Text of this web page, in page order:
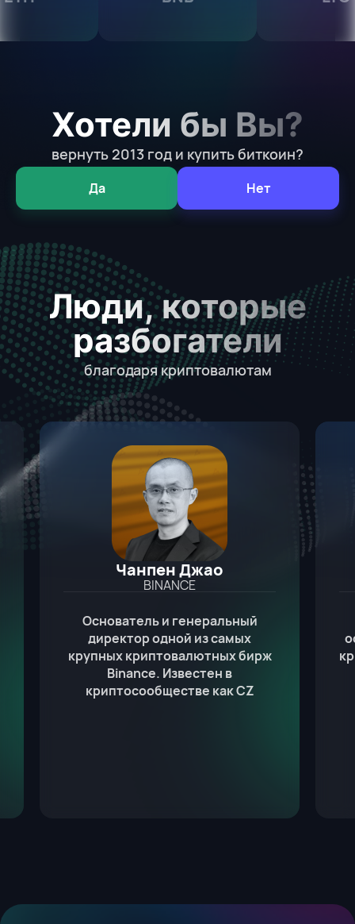
Хотели бы Вы?
вернуть 2013 год и купить биткоин?
Да Нет
Люди, которые
разбогатели
благодаря криптовалютам
Чанпен Джао
BINANCE
Основатель и генеральный
директор одной из самых
крупных криптовалютных бирж
Binance. Известен в
криптосообществе как CZ